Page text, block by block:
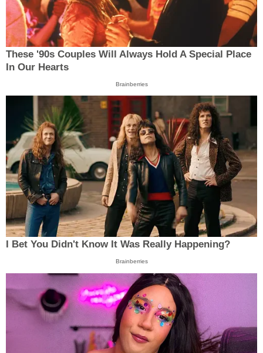
These '90s Couples Will Always Hold A Special Place
In Our Hearts
Brainberries
I Bet You Didn't Know It Was Really Happening?
Brainberries